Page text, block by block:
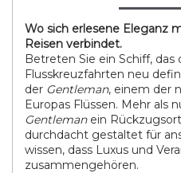
Wo sich erlesene Eleganz
Reisen verbindet.
Betreten Sie ein Schiff, das
Flusskreuzfahrten neu
der Gentleman, einem der
Europas Flüssen. Mehr als
Gentlemanein
durchdacht gestaltet für
wissen, dass Luxus und
zusammengehören.